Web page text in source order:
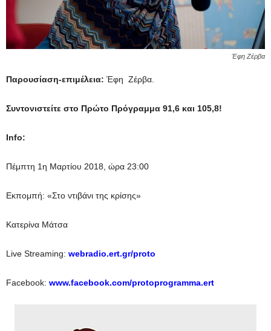
Έφη Ζέρβα
Παρουσίαση-επιμέλεια: Έφη Ζέρβα.
Συντονιστείτε στο Πρώτο Πρόγραμμα 91,6 και 105,8!
Info:
Πέμπτη 1η Μαρτίου 2018, ώρα 23:00
Εκπομπή: «Στο ντιβάνι της κρίσης»
Κατερίνα Μάτσα
Live Streaming: webradio.ert.gr/proto
Facebook: www.facebook.com/protoprogramma.ert